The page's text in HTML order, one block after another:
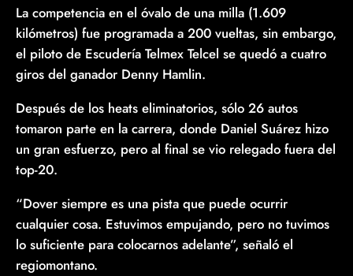
La competencia en el óvalo de una milla (1.609
kilómetros) fue programada a 200 vueltas, sin embargo,
el piloto de Escudería Telmex Telcel se quedó a cuatro
giros del ganador Denny Hamlin.
Después de los heats eliminatorios, sólo 26 autos
tomaron parte en la carrera, donde Daniel Suárez hizo
un gran esfuerzo, pero al final se vio relegado fuera del
top-20.
“Dover siempre es una pista que puede ocurrir
cualquier cosa. Estuvimos empujando, pero no tuvimos
lo suficiente para colocarnos adelante”, señaló el
regiomontano.